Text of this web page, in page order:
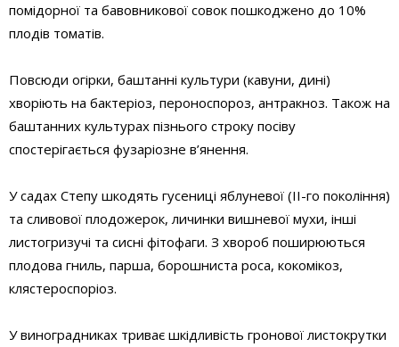
помідорної та бавовникової совок пошкоджено до 10%
плодів томатів.
Повсюди огірки, баштанні культури (кавуни, дині)
хворіють на бактеріоз, пероноспороз, антракноз. Також на
баштанних культурах пізнього строку посіву
спостерігається фузаріозне в’янення.
У садах Степу шкодять гусениці яблуневої (ІІ-го покоління)
та сливової плодожерок, личинки вишневої мухи, інші
листогризучі та сисні фітофаги. З хвороб поширюються
плодова гниль, парша, борошниста роса, кокомікоз,
клястероспоріоз.
У виноградниках триває шкідливість гронової листокрутки